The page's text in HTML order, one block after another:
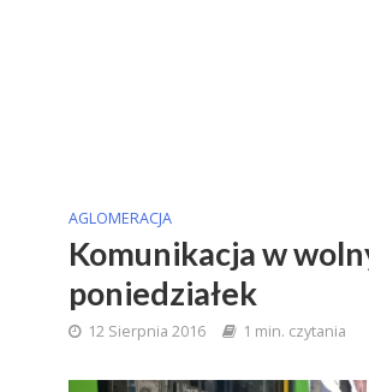
AGLOMERACJA
Komunikacja w
poniedziałek
12 Sierpnia 2016 1 min. czytania